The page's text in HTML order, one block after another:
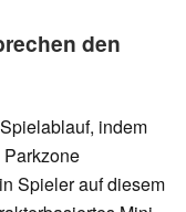
den
indem
Spieler auf diesem